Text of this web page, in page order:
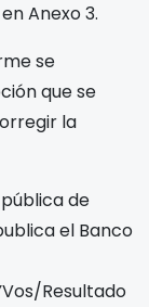
Anexo 3.
se
que se
la
de
el Banco
Resultado